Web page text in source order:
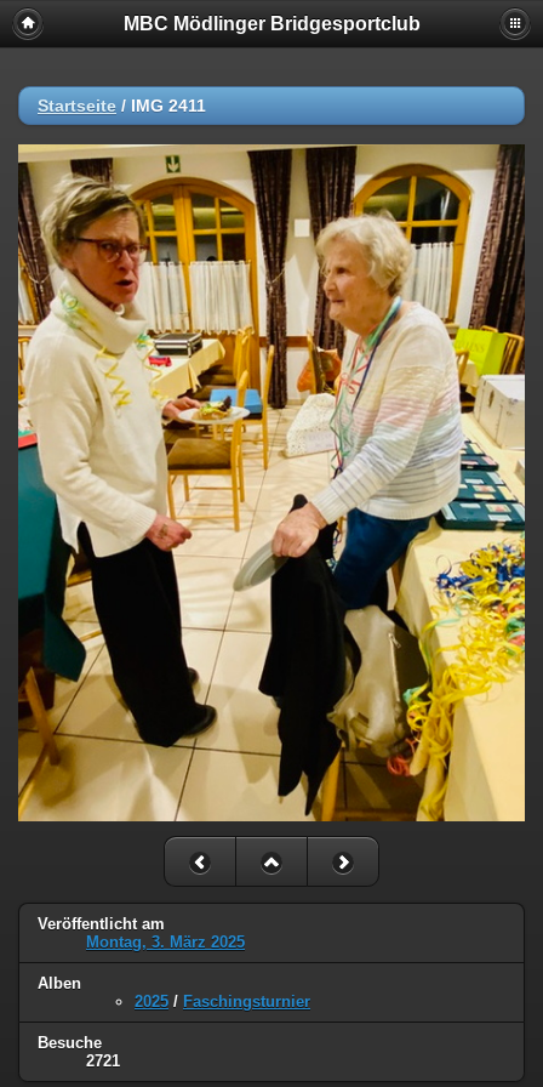
MBC Mödlinger Bridgesportclub
Startseite / IMG 2411
Veröffentlicht am
Montag, 3. März 2025
Alben
2025 / Faschingsturnier
Besuche
2721